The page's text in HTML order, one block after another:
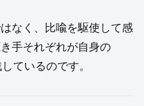
なく、比喩を駆使して感
手それぞれが自身の
ているのです。